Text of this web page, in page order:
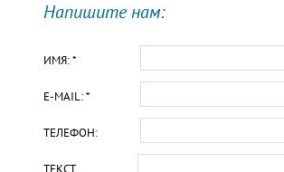
Напишите нам:
ИМЯ: *
E-MAIL: *
ТЕЛЕФОН:
ТЕКСТ